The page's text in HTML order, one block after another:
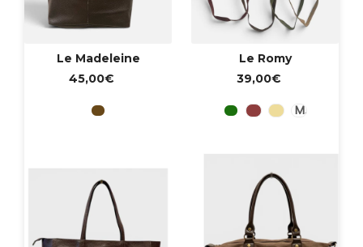
Le Madeleine
45,00€
Marrón
Le Romy
39,00€
VerdeGranate
BeigeMarron
MARRON